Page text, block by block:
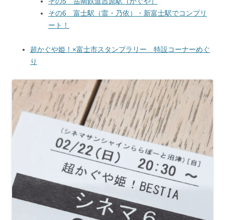
その6 富士駅（雷・乃依）・新富士駅でコンプリ
ート！
超かぐや姫！×富士市スタンプラリー 特設コーナーめぐ
り